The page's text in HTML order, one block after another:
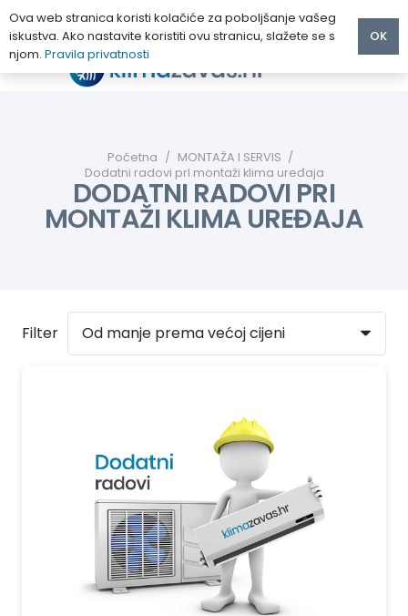
Početna / MONTAŽA I SERVIS /
Dodatni radovi prI montaži klima uređaja
DODATNI RADOVI PRI
MONTAŽI KLIMA UREĐAJA
Filter
Ova web stranica koristi kolačiće za poboljšanje vašeg
iskustva. Ako nastavite koristiti ovu stranicu, slažete se s
njom. Pravila privatnosti
OK